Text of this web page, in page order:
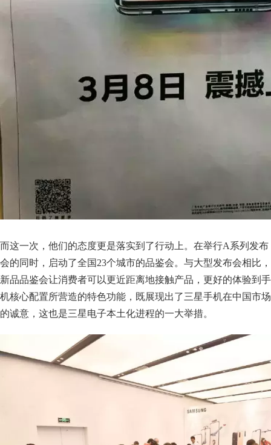
而这一次，他们的态度更是落实到了行动上。在举行A系列发布
会的同时，启动了全国23个城市的品鉴会。与大型发布会相比，
新品品鉴会让消费者可以更近距离地接触产品，更好的体验到手
机核心配置所营造的特色功能，既展现出了三星手机在中国市场
的诚意，这也是三星电子本土化进程的一大举措。